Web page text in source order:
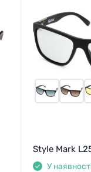
Style Mark
У